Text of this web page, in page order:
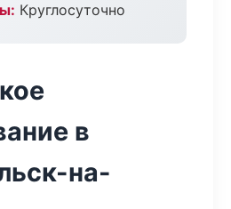
Круглосуточно
в
на-